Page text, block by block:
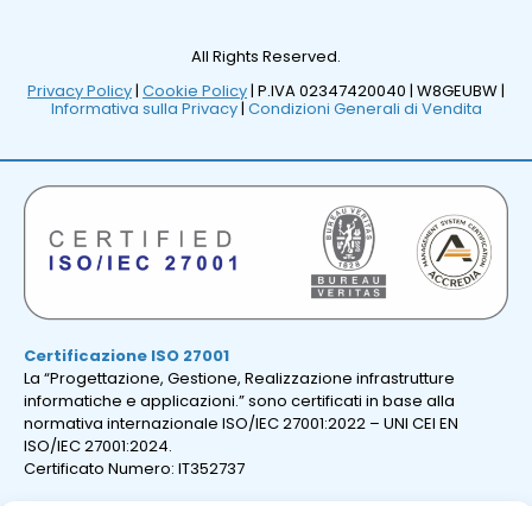
All Rights Reserved.
Privacy Policy| Cookie Policy| P.IVA 02347420040 | W8GEUBW |
Informativa sulla Privacy| Condizioni Generali di Vendita
Certificazione ISO 27001
La “Progettazione, Gestione, Realizzazione infrastrutture
informatiche e applicazioni.” sono certificati in base alla
normativa internazionale ISO/IEC 27001:2022 – UNI CEI EN
ISO/IEC 27001:2024.
Certificato Numero: IT352737